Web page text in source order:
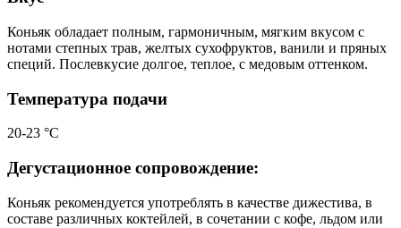
Коньяк обладает полным, гармоничным, мягким вкусом с
нотами степных трав, желтых сухофруктов, ванили и пряных
специй. Послевкусие долгое, теплое, с медовым оттенком.
Температура подачи
20-23 °С
Дегустационное сопровождение:
Коньяк рекомендуется употреблять в качестве дижестива, в
составе различных коктейлей, в сочетании с кофе, льдом или